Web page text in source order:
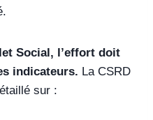
Social, l’effort doit
indicateurs. La CSRD
sur :